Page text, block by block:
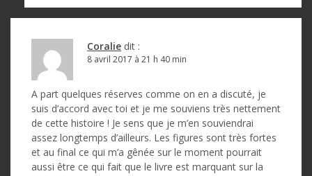
Coralie dit :
8 avril 2017 à 21 h 40 min
A part quelques réserves comme on en a discuté, je
suis d’accord avec toi et je me souviens très nettement
de cette histoire ! Je sens que je m’en souviendrai
assez longtemps d’ailleurs. Les figures sont très fortes
et au final ce qui m’a gênée sur le moment pourrait
aussi être ce qui fait que le livre est marquant sur la